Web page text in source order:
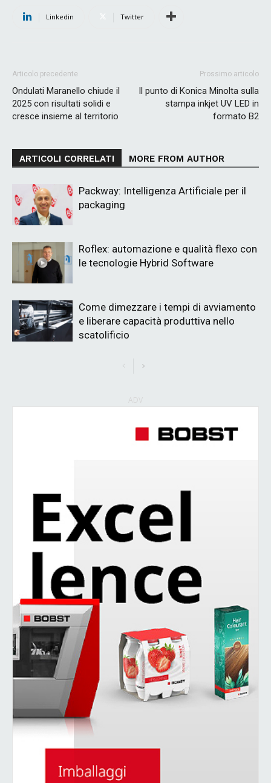
Linkedin Twitter
Articolo precedente
Ondulati Maranello chiude il
2025 con risultati solidi e
cresce insieme al territorio
Prossimo articolo
Il punto di Konica Minolta sulla
stampa inkjet UV LED in
formato B2
ARTICOLI CORRELATI MORE FROM AUTHOR
Packway: Intelligenza Artificiale per il
packaging
Roflex: automazione e qualità flexo con
le tecnologie Hybrid Software
Come dimezzare i tempi di avviamento
e liberare capacità produttiva nello
scatolificio